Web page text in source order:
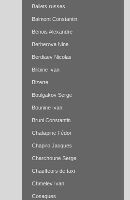
Ballets russes
Balmont Constantin
Benois Alexandre
Berberova Nina
Berdiaev Nicolas
Bilibine Ivan
Bizerte
Boulgakov Serge
Bounine Ivan
Bruni Constantin
Chaliapine Fédor
Chapiro Jacques
Charchoune Serge
Chauffeurs de taxi
Chmelev Ivan
Cosaques